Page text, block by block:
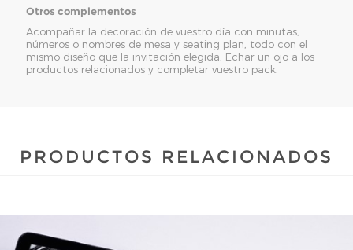
Otros complementos
Acompañar la decoración de vuestro día con minutas,
números o nombres de mesa y seating plan, todo con el
mismo diseño que la invitación elegida. Echar un ojo a los
productos relacionados y completar vuestro pack.
PRODUCTOS RELACIONADOS